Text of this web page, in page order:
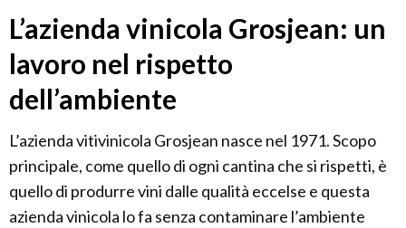
L’azienda vinicola Grosjean: un
lavoro nel rispetto
dell’ambiente
L’azienda vitivinicola Grosjean nasce nel 1971. Scopo
principale, come quello di ogni cantina che si rispetti, è
quello di produrre vini dalle qualità eccelse e questa
azienda vinicola lo fa senza contaminare l’ambiente